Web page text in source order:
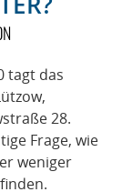
tagt das
28.
Frage, wie
weniger